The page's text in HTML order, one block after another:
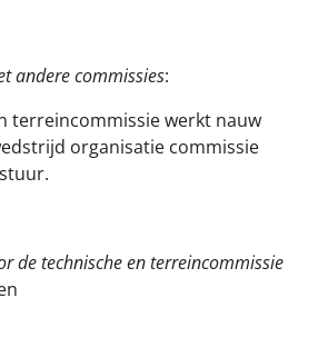
andere commissies:
terreincommissie werkt nauw
organisatie commissie
de technische en terreincommissie